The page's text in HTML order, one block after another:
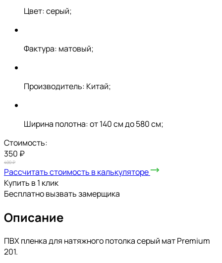
Цвет: серый;
Фактура: матовый;
Производитель: Китай;
Ширина полотна: от 140 см до 580 см;
Стоимость:
350 ₽
400 ₽
Рассчитать стоимость в калькуляторе
Купить в 1 клик
Бесплатно вызвать замерщика
Описание
ПВХ пленка для натяжного потолка серый мат Premium
201.